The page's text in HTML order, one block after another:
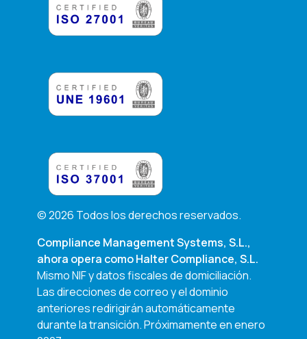
© 2026 Todos los derechos reservados.
Compliance Management Systems, S.L.,
ahora opera comoHalter Compliance, S.L.
Mismo NIF y datos fiscales de domiciliación.
Las direcciones de correo y el dominio
anteriores redirigirán automáticamente
durante la transición. Próximamente en enero